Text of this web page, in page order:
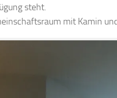
steht.
mit Kamin